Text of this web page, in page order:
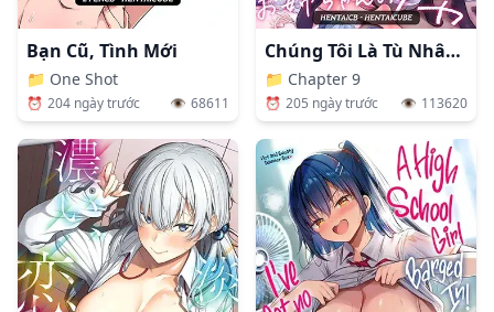
Bạn Cũ, Tình Mới
📁 One Shot
⏰ 204 ngày trước 👁️ 68611
Chúng Tôi Là Tù Nhân Của Chị Gái
📁 Chapter 9
⏰ 205 ngày trước 👁️ 113620